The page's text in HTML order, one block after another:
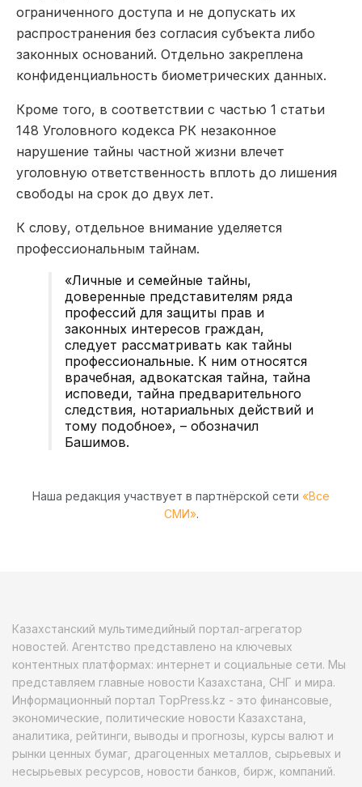
ограниченного доступа и не допускать их
распространения без согласия субъекта либо
законных оснований. Отдельно закреплена
конфиденциальность биометрических данных.
Кроме того, в соответствии с частью 1 статьи
148 Уголовного кодекса РК незаконное
нарушение тайны частной жизни влечет
уголовную ответственность вплоть до лишения
свободы на срок до двух лет.
К слову, отдельное внимание уделяется
профессиональным тайнам.
«Личные и семейные тайны,
доверенные представителям ряда
профессий для защиты прав и
законных интересов граждан,
следует рассматривать как тайны
профессиональные. К ним относятся
врачебная, адвокатская тайна, тайна
исповеди, тайна предварительного
следствия, нотариальных действий и
тому подобное», – обозначил
Башимов.
Наша редакция участвует в партнёрской сети «Все
СМИ».
Казахстанский мультимедийный портал-агрегатор
новостей. Агентство представлено на ключевых
контентных платформах: интернет и социальные сети. Мы
представляем главные новости Казахстана, СНГ и мира.
Информационный портал TopPress.kz - это финансовые,
экономические, политические новости Казахстана,
аналитика, рейтинги, выводы и прогнозы, курсы валют и
рынки ценных бумаг, драгоценных металлов, сырьевых и
несырьевых ресурсов, новости банков, бирж, компаний.